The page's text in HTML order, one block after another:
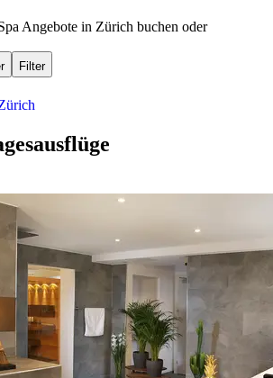
Angebote in Zürich buchen oder
Filter